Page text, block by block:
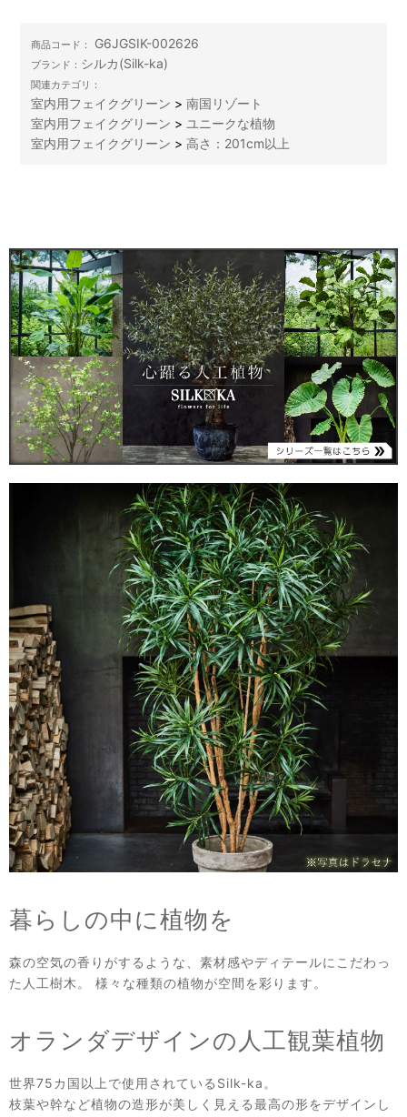
商品コード： G6JGSIK-002626
ブランド： シルカ(Silk-ka)
関連カテゴリ：
室内用フェイクグリーン >南国リゾート
室内用フェイクグリーン > ユニークな植物
室内用フェイクグリーン >高さ：201cm以上
暮らしの中に植物を
森の空気の香りがするような、素材感やディテールにこだわっ
た人工樹木。 様々な種類の植物が空間を彩ります。
オランダデザインの人工観葉植物
世界75カ国以上で使用されているSilk-ka。
枝葉や幹など植物の造形が美しく見える最高の形をデザインし